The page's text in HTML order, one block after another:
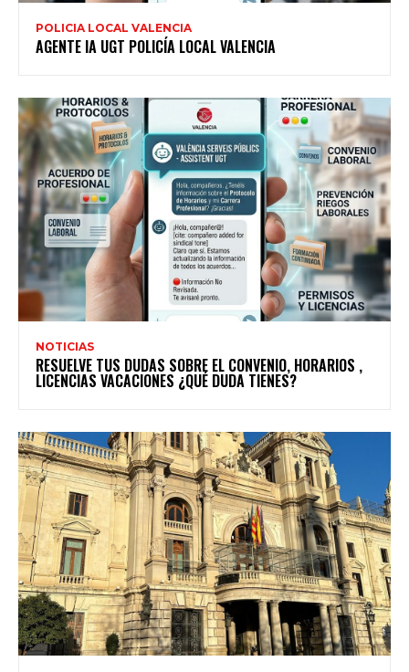
POLICIA LOCAL VALENCIA
AGENTE IA UGT POLICÍA LOCAL VALENCIA
NOTICIAS
RESUELVE TUS DUDAS SOBRE EL CONVENIO, HORARIOS ,
LICENCIAS VACACIONES ¿QUÉ DUDA TIENES?